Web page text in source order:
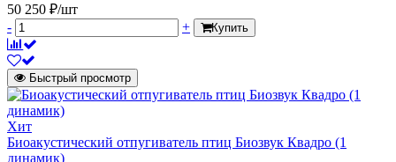
50 250 ₽/шт
-
+ Купить
Быстрый просмотр
Хит
Биоакустический отпугиватель птиц Биозвук Квадро (1
динамик)